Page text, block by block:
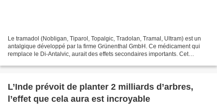
Le tramadol (Nobligan, Tiparol, Topalgic, Tradolan, Tramal, Ultram) est un
antalgique développé par la firme Grünenthal GmbH. Ce médicament qui
remplace le Di-Antalvic, aurait des effets secondaires importants. Cet
L’Inde prévoit de planter 2 milliards d’arbres,
l’effet que cela aura est incroyable